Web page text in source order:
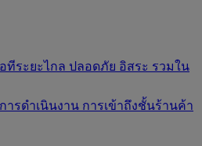
ทีระยะไกล ปลอดภัย อิสระ รวมใน
ารดำเนินงาน การเข้าถึงชั้นร้านค้า